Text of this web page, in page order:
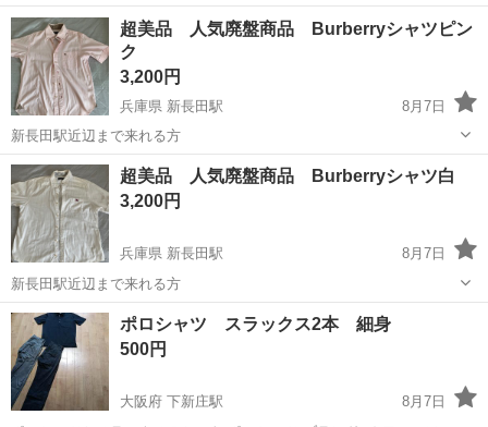
サイズM相当です 襟部分と袖口が色が異なったチェック柄のデザイン
です。背中に薄いシミあり。
山梨 北杜市 シャツ チェック柄
超美品 人気廃盤商品 Burberryシャツピン
ク
3,200円
兵庫県 新長田駅
8月7日
新長田駅近辺まで来れる方
兵庫 神戸市 新長田駅 シャツ 廃盤
超美品 人気廃盤商品 Burberryシャツ白
3,200円
兵庫県 新長田駅
8月7日
新長田駅近辺まで来れる方
兵庫 神戸市
ポロシャツ スラックス2本 細身
500円
大阪府 下新庄駅
8月7日